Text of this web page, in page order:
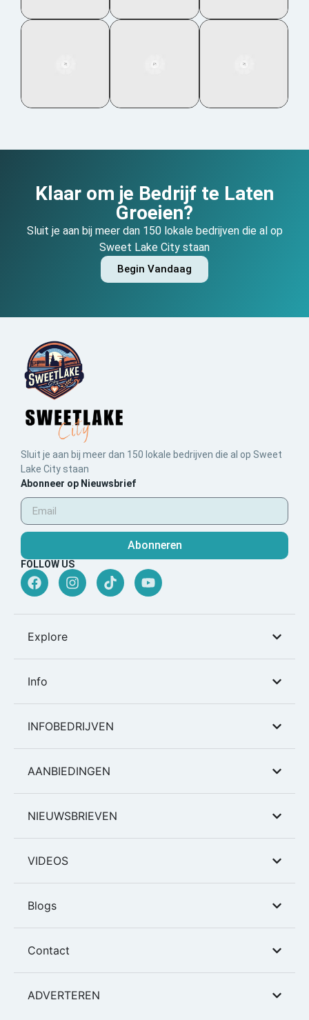
Klaar om je Bedrijf te Laten
Groeien?
Sluit je aan bij meer dan 150 lokale bedrijven die al op
Sweet Lake City staan
Begin Vandaag
Sluit je aan bij meer dan 150 lokale bedrijven die al op Sweet
Lake City staan
Abonneer op Nieuwsbrief
Abonneren
FOLLOW US
Explore
Info
INFOBEDRIJVEN
AANBIEDINGEN
NIEUWSBRIEVEN
VIDEOS
Blogs
Contact
ADVERTEREN